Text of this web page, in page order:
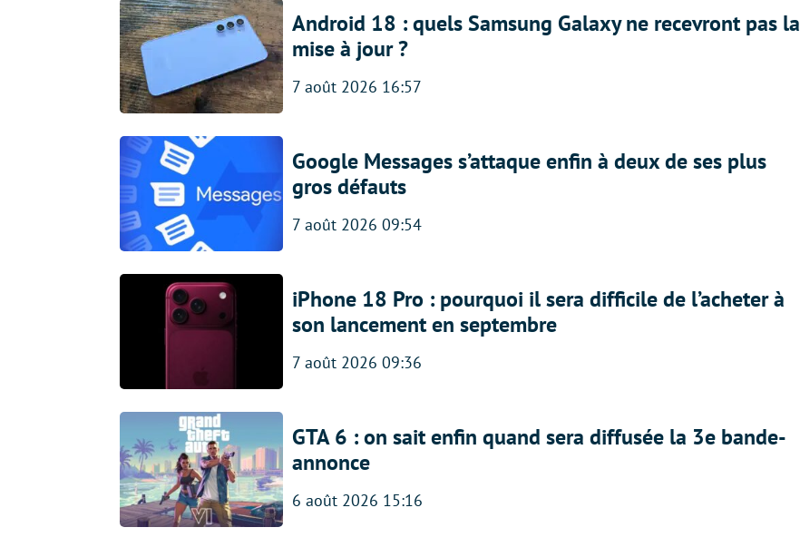
Android 18 : quels Samsung Galaxy ne recevront pas la
mise à jour ?
7 août 2026 16:57
Google Messages s’attaque enfin à deux de ses plus
gros défauts
7 août 2026 09:54
iPhone 18 Pro : pourquoi il sera difficile de l’acheter à
son lancement en septembre
7 août 2026 09:36
GTA 6 : on sait enfin quand sera diffusée la 3e bande-
annonce
6 août 2026 15:16